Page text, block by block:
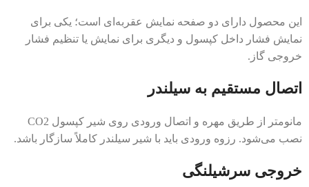
این محصول دارای دو صفحه نمایش عقربه‌ای است؛ یکی برای
نمایش فشار داخل کپسول و دیگری برای نمایش یا تنظیم فشار
خروجی گاز.
اتصال مستقیم به سیلندر
مانومتر از طریق مهره و اتصال ورودی روی شیر کپسول CO2
نصب می‌شود. رزوه ورودی باید با شیر سیلندر کاملاً سازگار باشد.
خروجی سرشیلنگی